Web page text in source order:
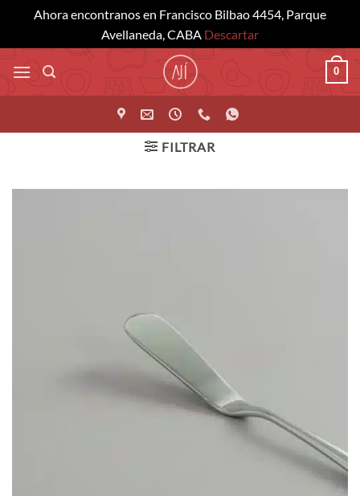
Ahora encontranos en Francisco Bilbao 4454, Parque
Avellaneda, CABA Descartar
Saltar
al
contenido
0
FILTRAR